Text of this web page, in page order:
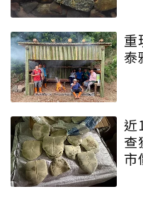
重
泰
近
查
市